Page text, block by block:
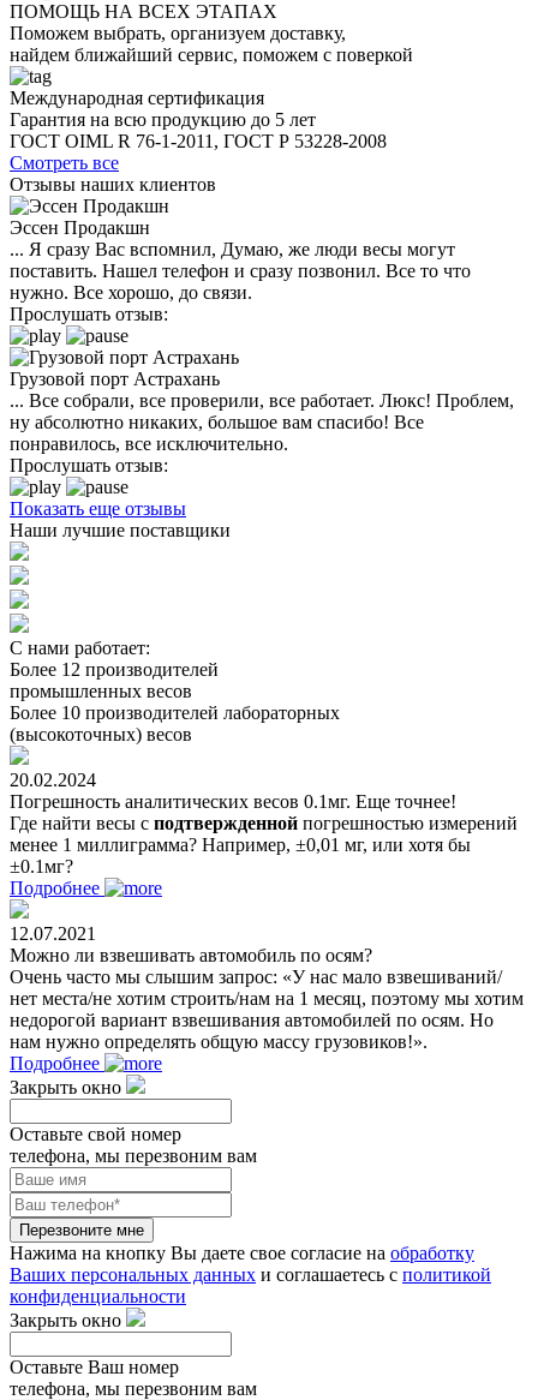
ПОМОЩЬ НА ВСЕХ ЭТАПАХ
Поможем выбрать, организуем доставку,
найдем ближайший сервис, поможем с поверкой
Международная сертификация
Гарантия на всю продукцию до 5 лет
ГОСТ OIML R 76-1-2011, ГОСТ Р 53228-2008
Смотреть все
Отзывы наших клиентов
Эссен Продакшн
... Я сразу Вас вспомнил, Думаю, же люди весы могут
поставить. Нашел телефон и сразу позвонил. Все то что
нужно. Все хорошо, до связи.
Прослушать отзыв:
Грузовой порт Астрахань
... Все собрали, все проверили, все работает. Люкс! Проблем,
ну абсолютно никаких, большое вам спасибо! Все
понравилось, все исключительно.
Прослушать отзыв:
Показать еще отзывы
Наши лучшие поставщики
С нами работает:
Более 12 производителей
промышленных весов
Более 10 производителей лабораторных
(высокоточных) весов
20.02.2024
Погрешность аналитических весов 0.1мг. Еще точнее!
Где найти весы с подтвержденной погрешностью измерений
менее 1 миллиграмма? Например, ±0,01 мг, или хотя бы
±0.1мг?
Подробнее
12.07.2021
Можно ли взвешивать автомобиль по осям?
Очень часто мы слышим запрос: «У нас мало взвешиваний/
нет места/не хотим строить/нам на 1 месяц, поэтому мы хотим
недорогой вариант взвешивания автомобилей по осям. Но
нам нужно определять общую массу грузовиков!».
Подробнее
Закрыть окно
Оставьте свой номер
телефона, мы перезвоним вам
Перезвоните мне
Нажима на кнопку Вы даете свое согласие на обработку
Ваших персональных данных и соглашаетесь с политикой
конфиденциальности
Закрыть окно
Оставьте Ваш номер
телефона, мы перезвоним вам